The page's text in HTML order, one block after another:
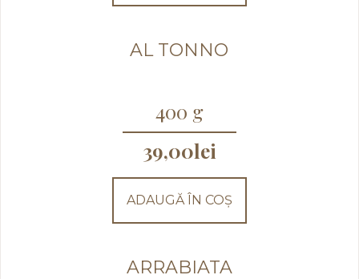
AL TONNO
400 g
39,00lei
ADAUGĂ ÎN COȘ
ARRABIATA